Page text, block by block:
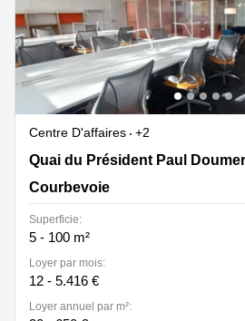
Coworking
Toulouse
Coworking
Nice
Centres
d'affaires
bureaux
Centre
Montpellier
Centre D'affaires
+2
Quai du Président Paul Doumer 25,
Quai du Président Paul Doumer
Courbevoie
Superficie:
5 - 100 m²
Loyer par mois:
12 - 5.416 €
Loyer annuel par m²: